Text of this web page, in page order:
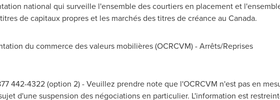
national qui surveille l'ensemble des courtiers en placement et
de capitaux propres et les marchés des titres de créance au Canada.
du commerce des valeurs mobilières (OCRCVM) - Arrêts/Reprises
442-4322 (option 2) - Veuillez prendre note que l'OCRCVM n'est pas en
d'une suspension des négociations en particulier. L'information est